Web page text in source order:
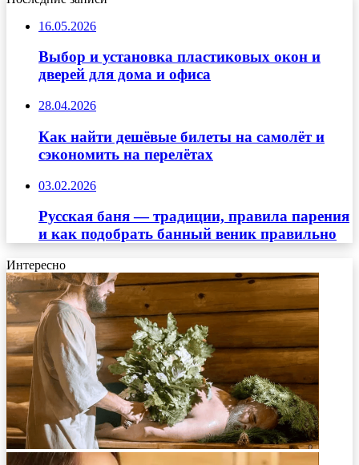
16.05.2026
Выбор и установка пластиковых окон и
дверей для дома и офиса
28.04.2026
Как найти дешёвые билеты на самолёт и
сэкономить на перелётах
03.02.2026
Русская баня — традиции, правила парения
и как подобрать банный веник правильно
Интересно